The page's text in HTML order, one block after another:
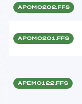
APOM0202.FFS
APOM0201.FFS
APEM0122.FFS